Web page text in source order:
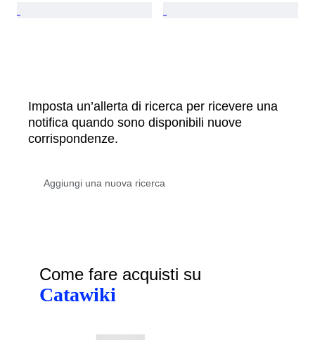
Imposta un’allerta di ricerca per ricevere una
notifica quando sono disponibili nuove
corrispondenze.
Come fare acquisti su
Catawiki